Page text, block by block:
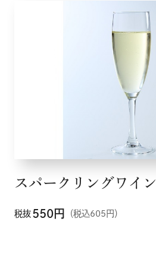
スパークリングワイン
税抜 550円 （税込605円）